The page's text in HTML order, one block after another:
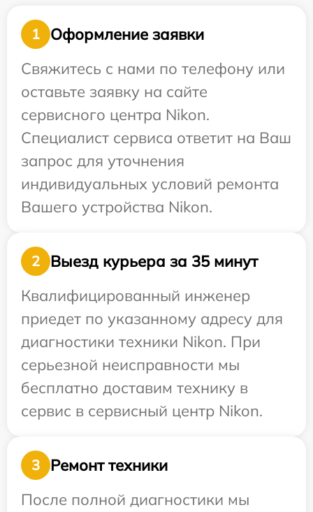
1
Оформление заявки
Свяжитесь с нами по телефону или
оставьте заявку на сайте
сервисного центра Nikon.
Специалист сервиса ответит на Ваш
запрос для уточнения
индивидуальных условий ремонта
Вашего устройства Nikon.
2
Выезд курьера за 35 минут
Квалифицированный инженер
приедет по указанному адресу для
диагностики техники Nikon. При
серьезной неисправности мы
бесплатно доставим технику в
сервис в сервисный центр Nikon.
3
Ремонт техники
После полной диагностики мы